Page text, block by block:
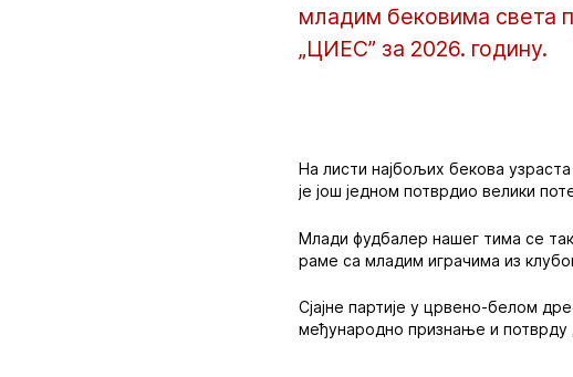
младим бековима света
„ЦИЕС” за 2026. годину.
На листи најбољих бекова
је још једном потврдио велики
Млади фудбалер нашег тима се
раме са младим играчима из
Сјајне партије у црвено-белом
међународно признање и потврду